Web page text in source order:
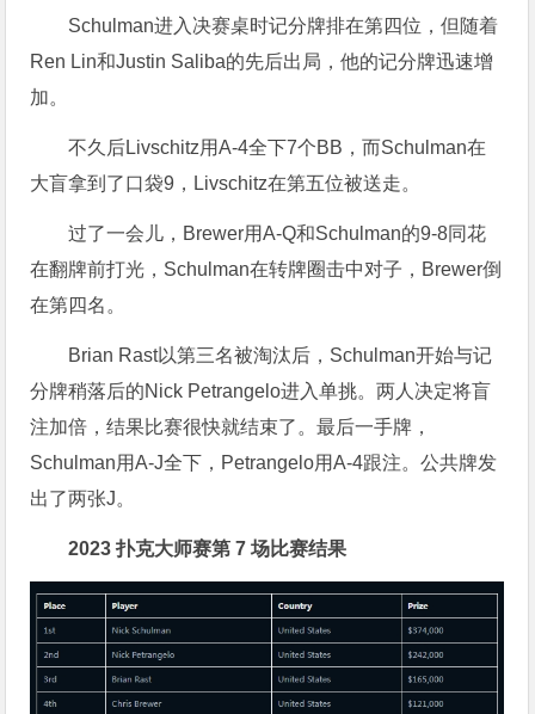
Schulman进入决赛桌时记分牌排在第四位，但随着
Ren Lin和Justin Saliba的先后出局，他的记分牌迅速增
加。
不久后Livschitz用A-4全下7个BB，而Schulman在
大盲拿到了口袋9，Livschitz在第五位被送走。
过了一会儿，Brewer用A-Q和Schulman的9-8同花
在翻牌前打光，Schulman在转牌圈击中对子，Brewer倒
在第四名。
Brian Rast以第三名被淘汰后，Schulman开始与记
分牌稍落后的Nick Petrangelo进入单挑。两人决定将盲
注加倍，结果比赛很快就结束了。最后一手牌，
Schulman用A-J全下，Petrangelo用A-4跟注。公共牌发
出了两张J。
2023 扑克大师赛第 7 场比赛结果